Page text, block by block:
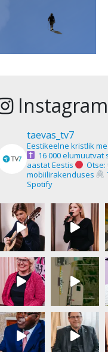
Instagram
taevas_tv7
Eestikeelne kristlik
16 000 elumuutvat
aastat Eestis
Otse:
mobiilirakenduses
Spotify